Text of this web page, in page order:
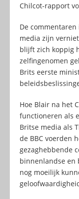
Chilcot-rapport
De
media zijn
blijft zich koppig
zelfingenomen
Brits eerste
Hoe Blair na het
functioneren als
Britse media als
de BBC voerden
gezaghebbende
binnenlandse en
nog moeilijk